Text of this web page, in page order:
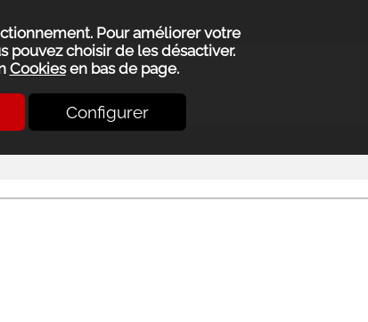
Pour améliorer votre
pouvez choisir de les désactiver.
Cookiesen bas de page.
Configurer